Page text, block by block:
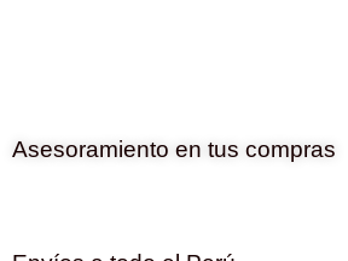
Asesoramiento en tus compras